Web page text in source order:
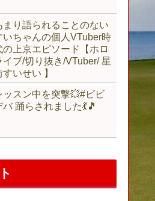
まり語られることのない
いちゃんの個人VTuber時
の上京エピソード【ホロ
イブ/切り抜き/VTuber/ 星
すいせい 】
ッスン中を突撃💥#ビビ
バ 踊らされました💃🎵